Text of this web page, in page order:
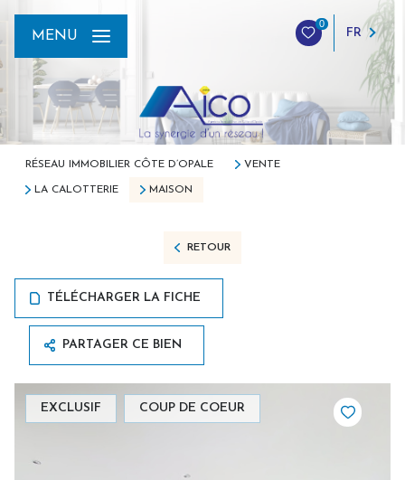
0
FR
MENU
RÉSEAU IMMOBILIER CÔTE D’OPALE VENTE
LA CALOTTERIE MAISON
RETOUR
TÉLÉCHARGER LA FICHE
PARTAGER CE BIEN
EXCLUSIF COUP DE COEUR